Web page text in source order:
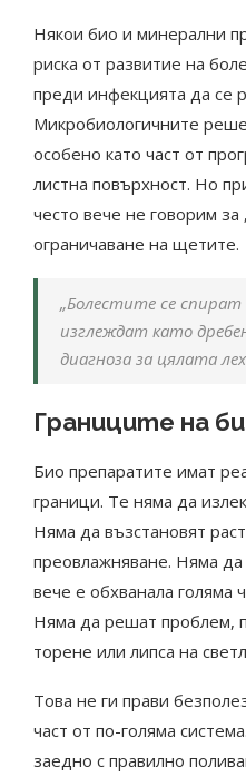
Някои био и минерални
риска от развитие на
преди инфекцията да се
Микробиологичните
особено като част от
листна повърхност. Но
често вече не говорим за
ограничаване на щетите.
„Болестите се
изглеждат като
диагноза за цялата
Границите на
Био препаратите имат
граници. Те няма да
Няма да възстановят
преовлажняване. Няма
вече е обхванала голяма
Няма да решат проблем,
торене или липса на
Това не ги прави
част от по-голяма
заедно с правилно